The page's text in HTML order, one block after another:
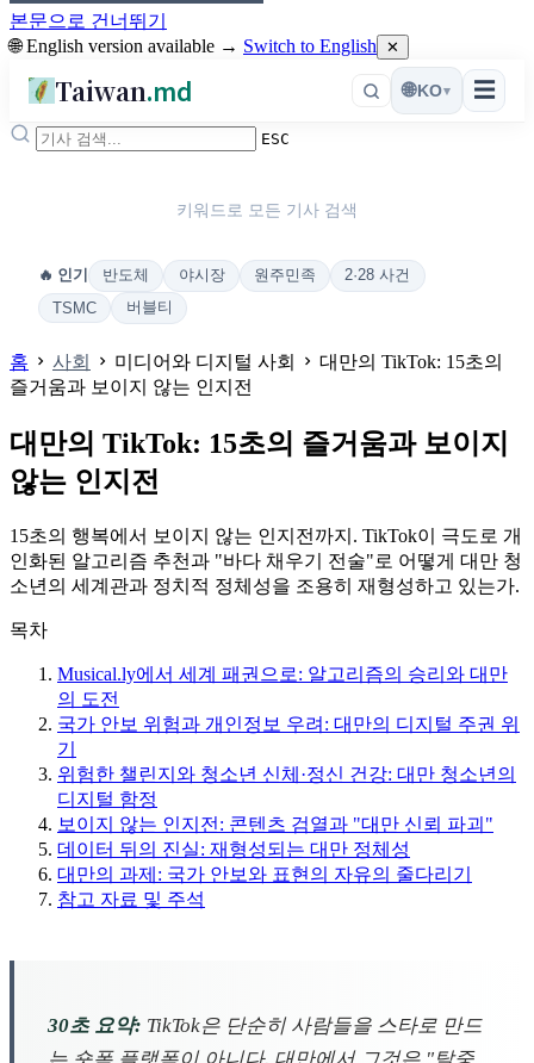
본문으로 건너뛰기
🌐 English version available → Switch to English ✕
Taiwan.md ☰
🌐KO▾
ESC
키워드로 모든 기사 검색
🔥 인기 반도체 야시장 원주민족
2·28 사건
TSMC
버블티
홈 사회 미디어와 디지털 사회
대만의 TikTok: 15초의
즐거움과 보이지 않는 인지전
대만의 TikTok: 15초의 즐거움과 보이지
않는 인지전
15초의 행복에서 보이지 않는 인지전까지. TikTok이 극도로 개
인화된 알고리즘 추천과 "바다 채우기 전술"로 어떻게 대만 청
소년의 세계관과 정치적 정체성을 조용히 재형성하고 있는가.
목차
Musical.ly에서 세계 패권으로: 알고리즘의 승리와 대만
의 도전
국가 안보 위험과 개인정보 우려: 대만의 디지털 주권 위
기
위험한 챌린지와 청소년 신체·정신 건강: 대만 청소년의
디지털 함정
보이지 않는 인지전: 콘텐츠 검열과 "대만 신뢰 파괴"
데이터 뒤의 진실: 재형성되는 대만 정체성
대만의 과제: 국가 안보와 표현의 자유의 줄다리기
참고 자료 및 주석
30초 요약: TikTok은 단순히 사람들을 스타로 만드